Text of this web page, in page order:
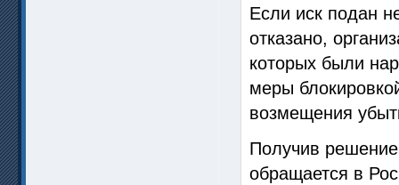
Если иск подан
отказано,
которых были
меры
возмещения
Получив
обращается в